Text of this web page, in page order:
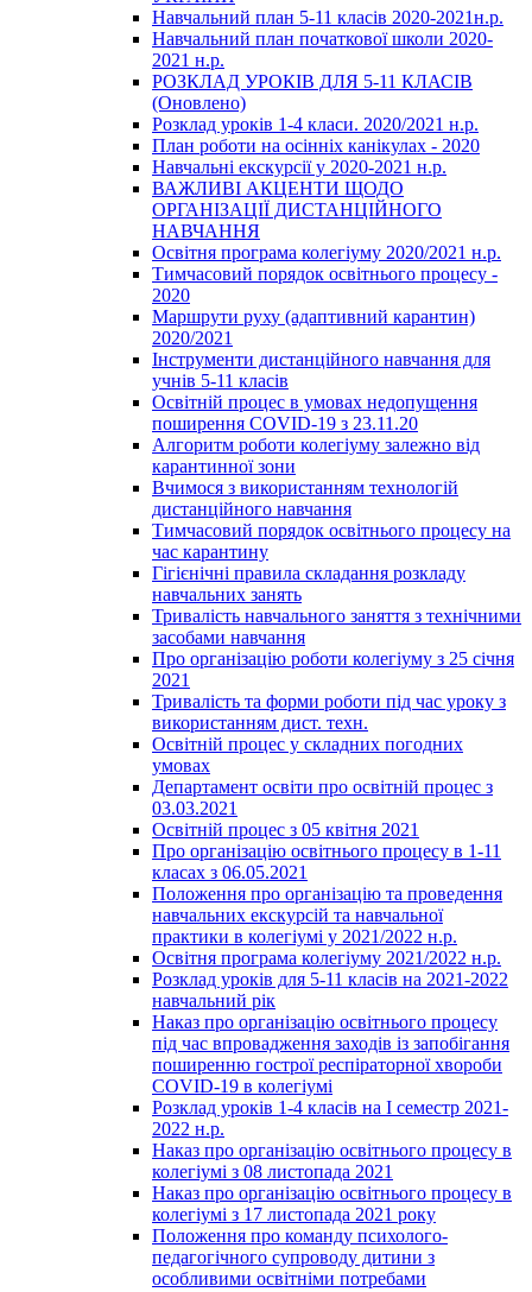
Навчальний план 5-11 класів 2020-2021н.р.
Навчальний план початкової школи 2020-
2021 н.р.
РОЗКЛАД УРОКІВ ДЛЯ 5-11 КЛАСІВ
(Оновлено)
Розклад уроків 1-4 класи. 2020/2021 н.р.
План роботи на осінніх канікулах - 2020
Навчальні екскурсії у 2020-2021 н.р.
ВАЖЛИВІ АКЦЕНТИ ЩОДО
ОРГАНІЗАЦІЇ ДИСТАНЦІЙНОГО
НАВЧАННЯ
Освітня програма колегіуму 2020/2021 н.р.
Тимчасовий порядок освітнього процесу -
2020
Маршрути руху (адаптивний карантин)
2020/2021
Інструменти дистанційного навчання для
учнів 5-11 класів
Освітній процес в умовах недопущення
поширення COVID-19 з 23.11.20
Алгоритм роботи колегіуму залежно від
карантинної зони
Вчимося з використанням технологій
дистанційного навчання
Тимчасовий порядок освітнього процесу на
час карантину
Гігієнічні правила складання розкладу
навчальних занять
Тривалість навчального заняття з технічними
засобами навчання
Про організацію роботи колегіуму з 25 січня
2021
Тривалість та форми роботи під час уроку з
використанням дист. техн.
Освітній процес у складних погодних
умовах
Департамент освіти про освітній процес з
03.03.2021
Освітній процес з 05 квітня 2021
Про організацію освітнього процесу в 1-11
класах з 06.05.2021
Положення про організацію та проведення
навчальних екскурсій та навчальної
практики в колегіумі у 2021/2022 н.р.
Освітня програма колегіуму 2021/2022 н.р.
Розклад уроків для 5-11 класів на 2021-2022
навчальний рік
Наказ про організацію освітнього процесу
під час впровадження заходів із запобігання
поширенню гострої респіраторної хвороби
COVID-19 в колегіумі
Розклад уроків 1-4 класів на І семестр 2021-
2022 н.р.
Наказ про організацію освітнього процесу в
колегіумі з 08 листопада 2021
Наказ про організацію освітнього процесу в
колегіумі з 17 листопада 2021 року
Положення про команду психолого-
педагогічного супроводу дитини з
особливими освітніми потребами